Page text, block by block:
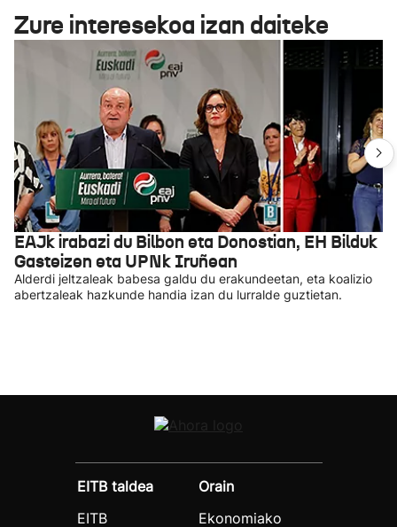
Zure interesekoa izan daiteke
EAJk irabazi du Bilbon eta Donostian, EH Bilduk
Gasteizen eta UPNk Iruñean
Alderdi jeltzaleak babesa galdu du erakundeetan, eta koalizio
abertzaleak hazkunde handia izan du lurralde guztietan.
EITB taldea
EITB
Orain
Ekonomiako